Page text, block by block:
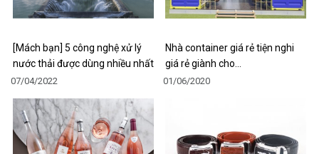
[Mách bạn] 5 công nghệ xử lý
nước thải được dùng nhiều nhất
07/04/2022
Nhà container giá rẻ tiện nghi
giá rẻ giành cho…
01/06/2020